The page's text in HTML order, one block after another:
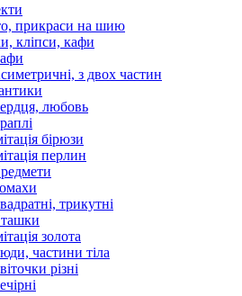
прикраси на шию
кліпси, кафи
з двох частин
любовь
бірюзи
перлин
трикутні
золота
частини тіла
різні